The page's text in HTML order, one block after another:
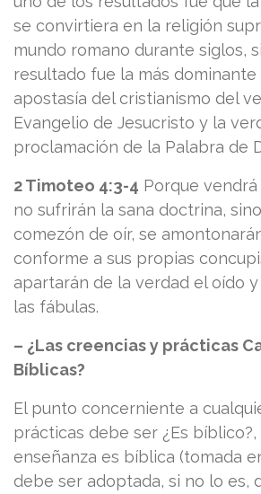
se convirtiera en la religión
mundo romano durante siglos,
resultado fue la más
apostasía del cristianismo del
Evangelio de Jesucristo y la
proclamación de la Palabra de
2 Timoteo 4:3-4 Porque
no sufrirán la sana doctrina,
comezón de oír, se
conforme a sus propias
apartarán de la verdad el oído
las fábulas.
– ¿Las creencias y prácticas
Bíblicas?
El punto concerniente a
prácticas debe ser ¿Es bíblico?,
enseñanza es bíblica (tomada
debe ser adoptada, si no lo es,